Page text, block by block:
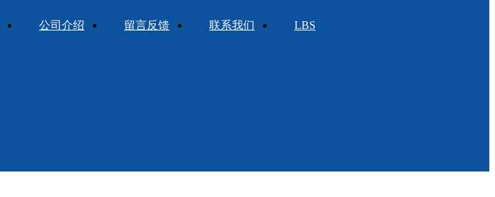
公司介绍 留言反馈 联系我们 LBS